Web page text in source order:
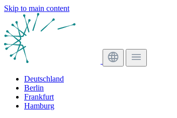
Skip to main content
Deutschland
Berlin
Frankfurt
Hamburg